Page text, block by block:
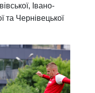
Івано-
та Чернівецької